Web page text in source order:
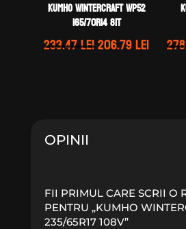
Kumho WINTERCRAFT WP52
165/70R14 81T
233.47leiPrețul
206.79leiPrețul
OPINII
FII PRIMUL CARE SCRII O
PENTRU „KUMHO
235/65R17 108V”